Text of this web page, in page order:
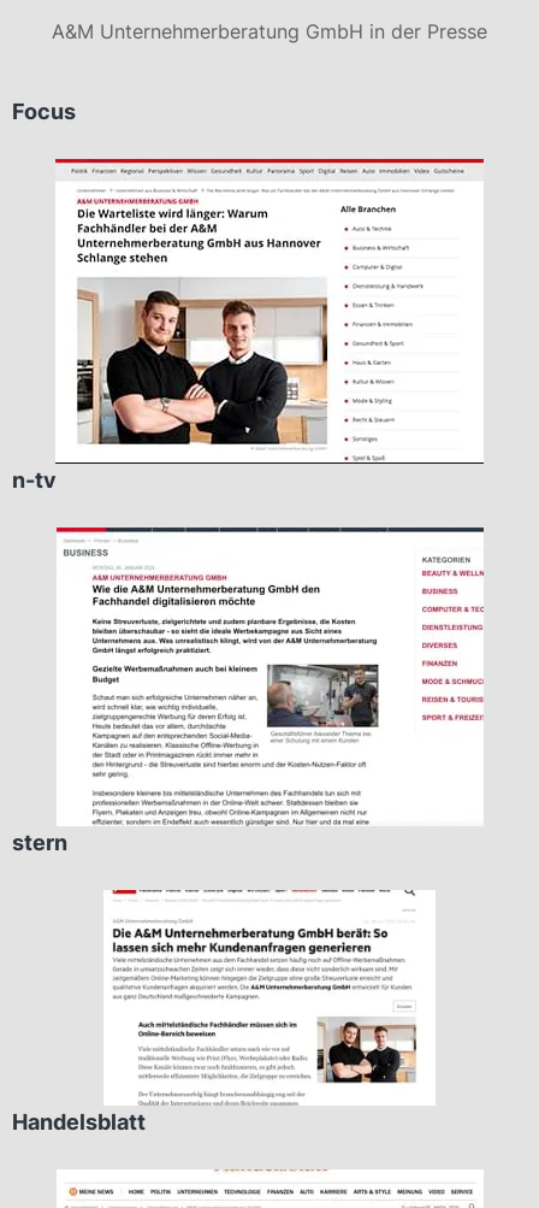
A&M Unternehmerberatung GmbH in der Presse
Focus
n-tv
stern
Handelsblatt